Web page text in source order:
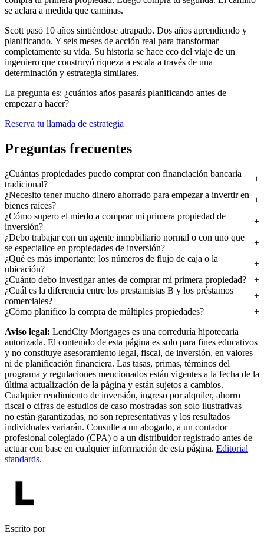
se aclara a medida que caminas.
Scott pasó 10 años sintiéndose atrapado. Dos años aprendiendo y
planificando. Y seis meses de acción real para transformar
completamente su vida. Su historia se hace eco del viaje de un
ingeniero que construyó riqueza a escala a través de una
determinación y estrategia similares.
La pregunta es: ¿cuántos años pasarás planificando antes de
empezar a hacer?
Reserva tu llamada de estrategia
Preguntas frecuentes
¿Cuántas propiedades puedo comprar con financiación bancaria
tradicional?
¿Necesito tener mucho dinero ahorrado para empezar a invertir en
bienes raíces?
¿Cómo supero el miedo a comprar mi primera propiedad de
inversión?
¿Debo trabajar con un agente inmobiliario normal o con uno que
se especialice en propiedades de inversión?
¿Qué es más importante: los números de flujo de caja o la
ubicación?
¿Cuánto debo investigar antes de comprar mi primera propiedad?
¿Cuál es la diferencia entre los prestamistas B y los préstamos
comerciales?
¿Cómo planifico la compra de múltiples propiedades?
Aviso legal: LendCity Mortgages es una correduría hipotecaria
autorizada. El contenido de esta página es solo para fines educativos
y no constituye asesoramiento legal, fiscal, de inversión, en valores
ni de planificación financiera. Las tasas, primas, términos del
programa y regulaciones mencionados están vigentes a la fecha de la
última actualización de la página y están sujetos a cambios.
Cualquier rendimiento de inversión, ingreso por alquiler, ahorro
fiscal o cifras de estudios de caso mostradas son solo ilustrativas —
no están garantizadas, no son representativas y los resultados
individuales variarán. Consulte a un abogado, a un contador
profesional colegiado (CPA) o a un distribuidor registrado antes de
actuar con base en cualquier información de esta página. Editorial
standards.
Escrito por